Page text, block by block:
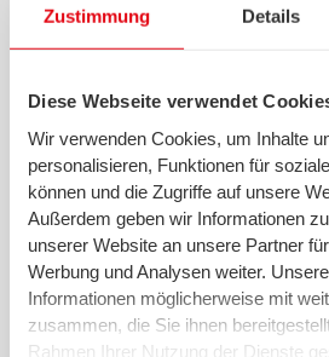
Zustimmung Details
Diese Webseite verwendet
Wir verwenden Cookies, um Inhalte
personalisieren, Funktionen für
können und die Zugriffe auf unsere
Außerdem geben wir Informationen
unserer Website an unsere Partner
Werbung und Analysen weiter.
Informationen möglicherweise mit
zusammen, die Sie ihnen
Rahmen Ihrer Nutzung der Dienste
Borgfeld: Erste Kunden in
nutzen Ultraschnelles
weiter >>
28.12.2020 - swb Vertrieb Bremen
Höhere Preise für die